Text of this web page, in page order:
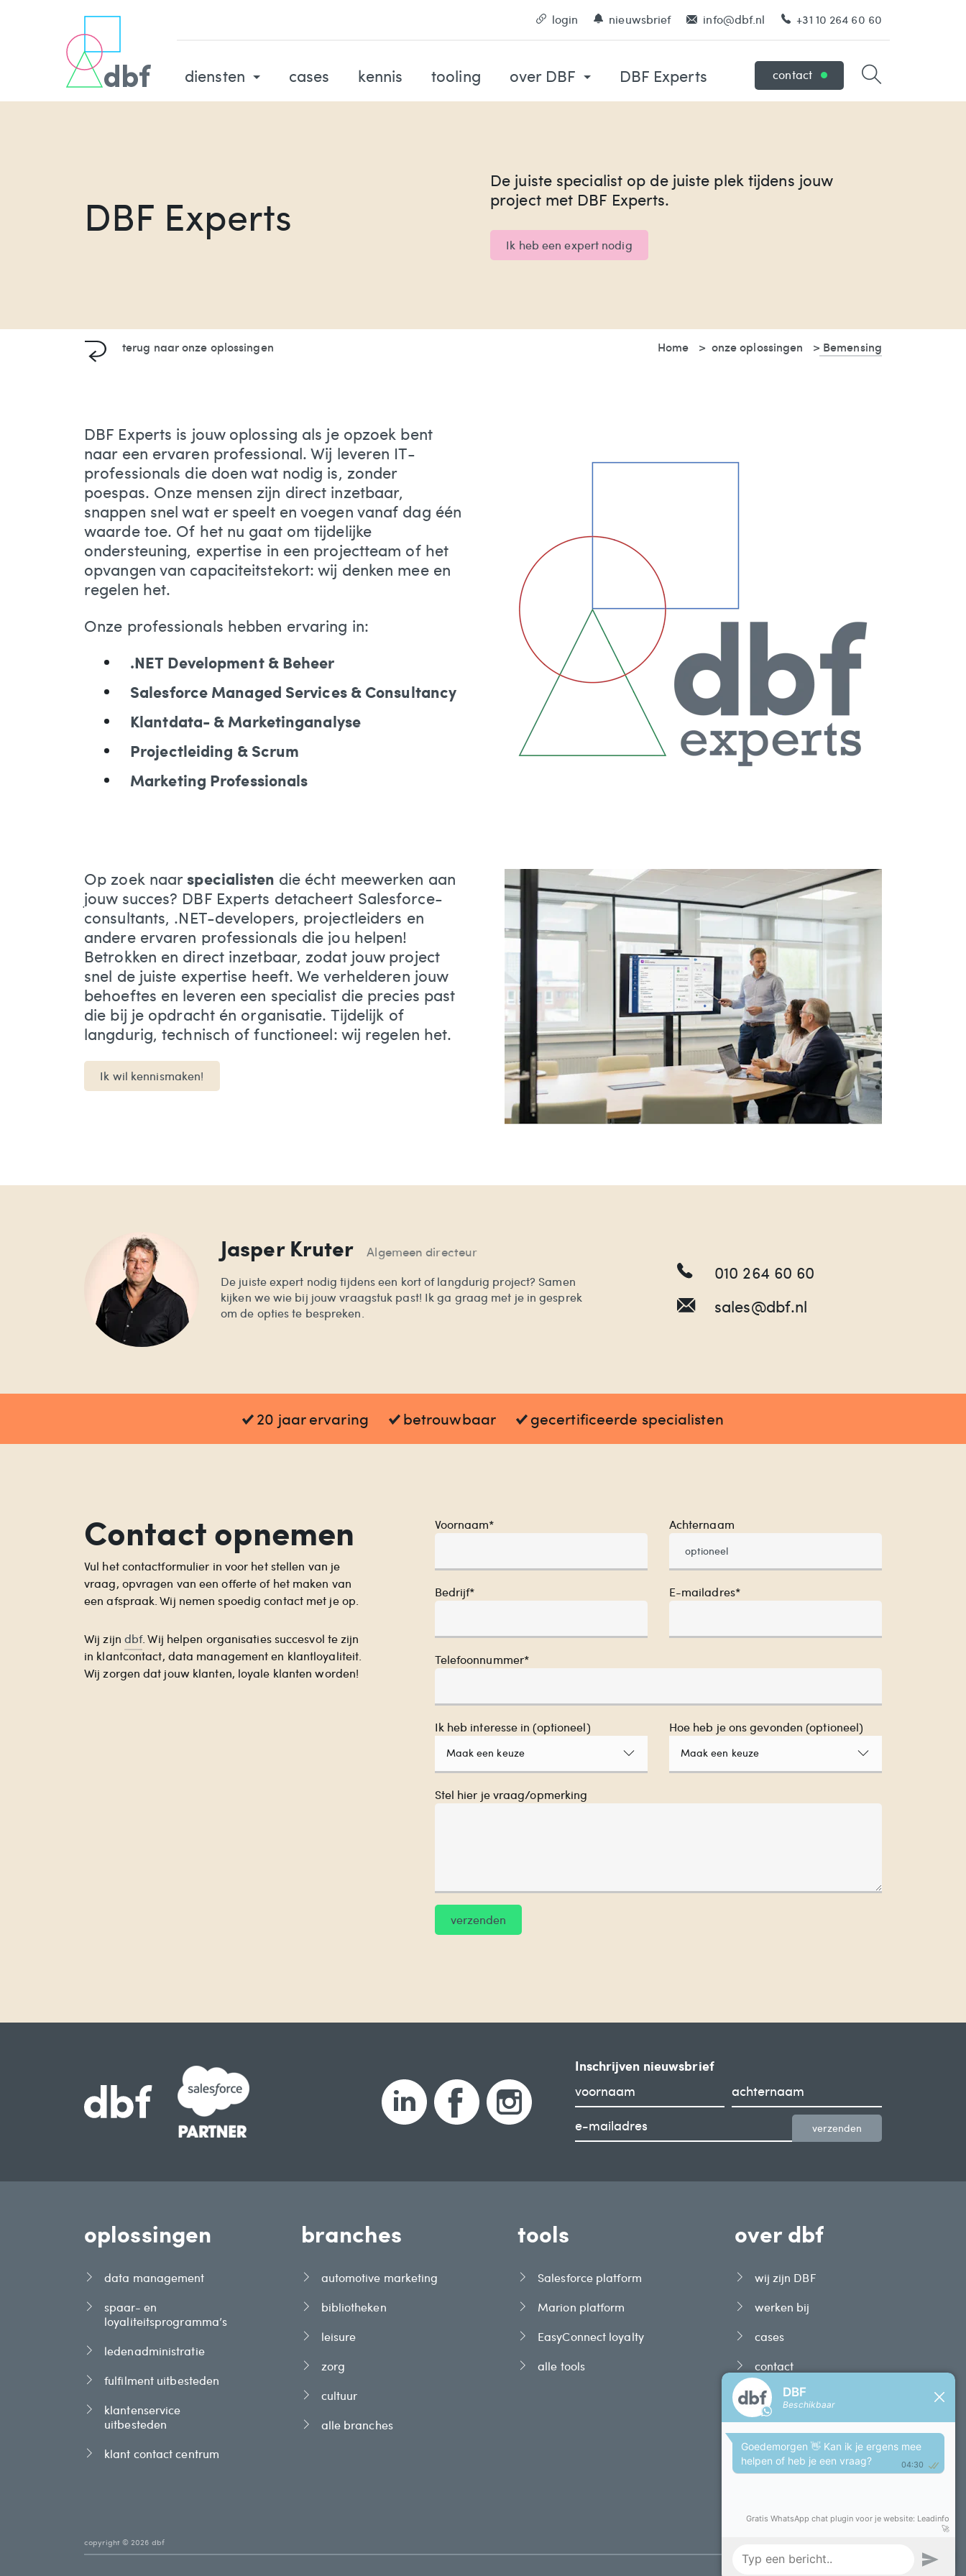
diensten cases kennis tooling over DBF DBF Experts contact
login nieuwsbrief info@dbf.nl +31 10 264 60 60
DBF Experts
De juiste specialist op de juiste plek tijdens jouw
project met DBF Experts.
Ik heb een expert nodig
terug naaronze oplossingen Home onze oplossingen Bemensing
DBF Experts is jouw oplossing als je opzoek bent
naar een ervaren professional. Wij leveren IT-
professionals die doen wat nodig is, zonder
poespas. Onze mensen zijn direct inzetbaar,
snappen snel wat er speelt en voegen vanaf dag één
waarde toe. Of het nu gaat om tijdelijke
ondersteuning, expertise in een projectteam of het
opvangen van capaciteitstekort: wij denken mee en
regelen het.
Onze professionals hebben ervaring in:
.NET Development & Beheer
Salesforce Managed Services & Consultancy
Klantdata- & Marketinganalyse
Projectleiding & Scrum
Marketing Professionals
Op zoek naarspecialisten die écht meewerken aan
jouw succes? DBF Experts detacheert Salesforce-
consultants, .NET-developers, projectleiders en
andere ervaren professionals die jou helpen!
Betrokken en direct inzetbaar, zodat jouw project
snel de juiste expertise heeft.We verhelderen jouw
behoeftes en leveren een specialist die precies past
die bij je opdracht én organisatie. Tijdelijk of
langdurig, technisch of functioneel: wij regelen het.
Ik wil kennismaken!
Jasper Kruter Algemeen directeur
De juiste expert nodig tijdens een kort of langdurig project? Samen
kijken we wie bij jouw vraagstuk past! Ik ga graag met je in gesprek
om de opties te bespreken.
010 264 60 60
sales@dbf.nl
20 jaar ervaring betrouwbaar gecertificeerde specialisten
Contact opnemen
Vul het contactformulier in voor het stellen van je
vraag, opvragen van een offerte of het maken van
een afspraak. Wij nemen spoedig contact met je op.
Wij zijn dbf. Wij helpen organisaties succesvol te zijn
in klantcontact, data management en klantloyaliteit.
Wij zorgen dat jouw klanten, loyale klanten worden!
Voornaam* Achternaam
Bedrijf* E-mailadres*
Telefoonnummer*
Ik heb interesse in (optioneel)
Maak een keuze
Hoe heb je ons gevonden (optioneel)
Maak een keuze
Stel hier je vraag/opmerking
verzenden
Inschrijven nieuwsbrief
verzenden
oplossingen
data management
spaar- en
loyaliteitsprogramma’s
ledenadministratie
fulfilment uitbesteden
klantenservice
uitbesteden
klant contact centrum
branches
automotive marketing
bibliotheken
leisure
zorg
cultuur
alle branches
tools
Salesforce platform
Marion platform
EasyConnect loyalty
alle tools
over dbf
wij zijn DBF
werken bij
cases
contact
privacy & cookies
disclaimer
algemene
voorwaarden
copyright © 2026 dbf